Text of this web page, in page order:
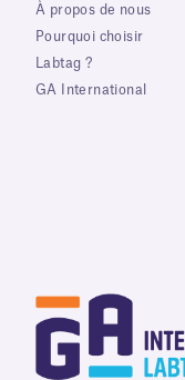
À propos de nous
Pourquoi choisir
Labtag ?
GA International